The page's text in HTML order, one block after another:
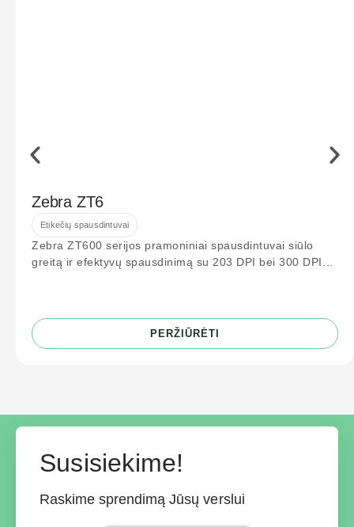
Zebra ZT6
Etikečių spausdintuvai
Zebra ZT600 serijos pramoniniai spausdintuvai siūlo
greitą ir efektyvų spausdinimą su 203 DPI bei 300 DPI
PERŽIŪRĖTI
Susisiekime!
Raskime sprendimą Jūsų verslui